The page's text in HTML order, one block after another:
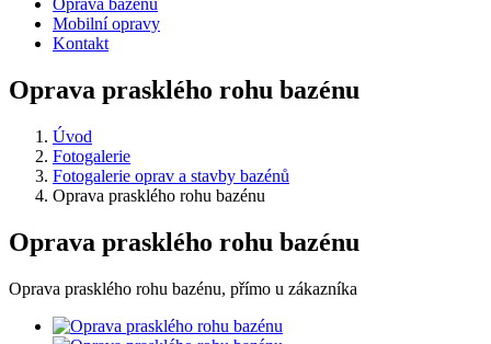
Oprava bazénů
Mobilní opravy
Kontakt
Oprava prasklého rohu bazénu
Úvod
Fotogalerie
Fotogalerie oprav a stavby bazénů
Oprava prasklého rohu bazénu
Oprava prasklého rohu bazénu
Oprava prasklého rohu bazénu, přímo u zákazníka